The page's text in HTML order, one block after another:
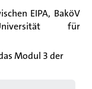
EIPA, BaköV
für
Modul 3 der